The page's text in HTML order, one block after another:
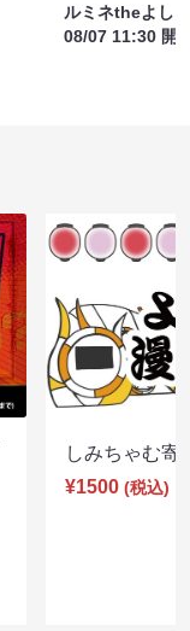
ルミネtheよし
08/07 11:30 開
しみちゃむ
¥1500 (税込)